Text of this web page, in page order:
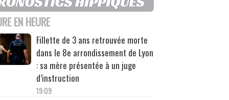
EN HEURE
Fillette de 3 ans retrouvée morte
dans le 8e arrondissement de Lyon
: sa mère présentée à un juge
d’instruction
19:09